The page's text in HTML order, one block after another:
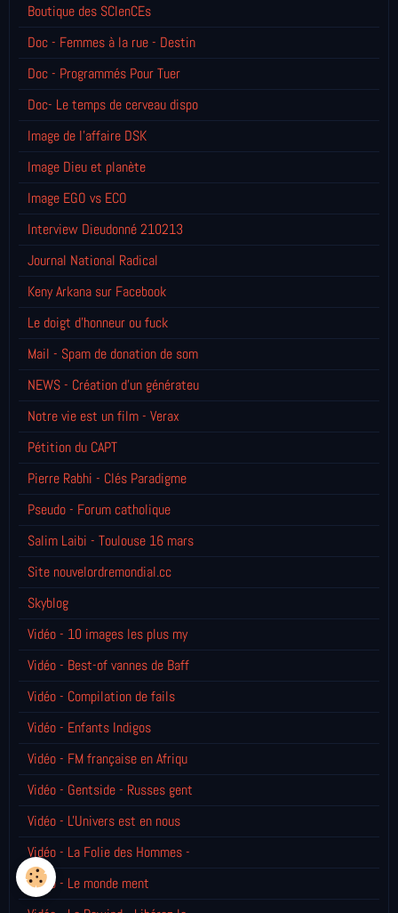
Boutique des SCIenCEs
Doc - Femmes à la rue - Destin
Doc - Programmés Pour Tuer
Doc- Le temps de cerveau dispo
Image de l'affaire DSK
Image Dieu et planète
Image EGO vs ECO
Interview Dieudonné 210213
Journal National Radical
Keny Arkana sur Facebook
Le doigt d'honneur ou fuck
Mail - Spam de donation de som
NEWS - Création d'un générateu
Notre vie est un film - Verax
Pétition du CAPT
Pierre Rabhi - Clés Paradigme
Pseudo - Forum catholique
Salim Laibi - Toulouse 16 mars
Site nouvelordremondial.cc
Skyblog
Vidéo - 10 images les plus my
Vidéo - Best-of vannes de Baff
Vidéo - Compilation de fails
Vidéo - Enfants Indigos
Vidéo - FM française en Afriqu
Vidéo - Gentside - Russes gent
Vidéo - L'Univers est en nous
Vidéo - La Folie des Hommes -
Vidéo - Le monde ment